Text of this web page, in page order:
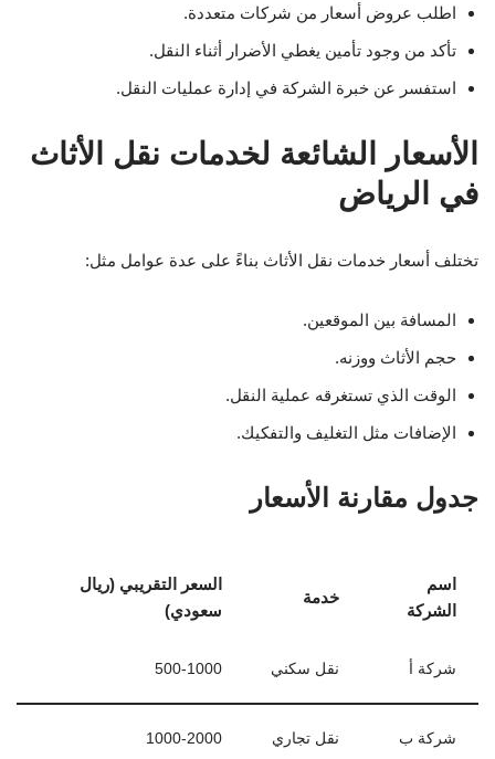
اطلب عروض أسعار من شركات متعددة.
تأكد من وجود تأمين يغطي الأضرار أثناء النقل.
استفسر عن خبرة الشركة في إدارة عمليات النقل.
الأسعار الشائعة لخدمات نقل الأثاث
في الرياض
تختلف أسعار خدمات نقل الأثاث بناءً على عدة عوامل مثل:
المسافة بين الموقعين.
حجم الأثاث ووزنه.
الوقت الذي تستغرقه عملية النقل.
الإضافات مثل التغليف والتفكيك.
جدول مقارنة الأسعار
اسم
الشركة
خدمة
السعر التقريبي (ريال
سعودي)
شركة أ نقل سكني 500-1000
شركة ب نقل تجاري 1000-2000